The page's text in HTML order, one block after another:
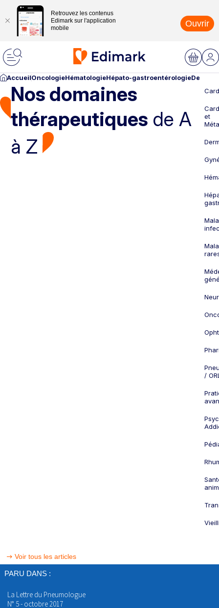
Retrouvez les contenus
Edimark sur l'application
mobile
Ouvrir
AccueilOncologieHématologieHépato-gastroentérologie
Nos domaines
thérapeutiques de A
à Z
et
/
Voir tous les articles
PARU DANS :
La Lettre du Pneumologue
N° 5 - octobre 2017